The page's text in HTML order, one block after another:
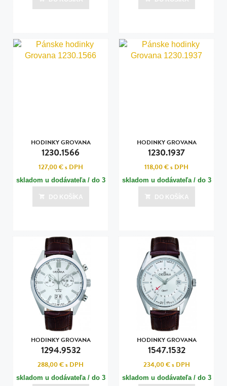
Posledná aktualizácia dnes o 00:00 Posledná aktualizácia dnes o 00:00
HODINKY GROVANA
1230.1566
127,00 €s DPH
skladom u dodávateľa / do 3
dní
Posledná aktualizácia dnes o 00:00
DO KOŠÍKA
HODINKY GROVANA
1230.1937
118,00 €s DPH
skladom u dodávateľa / do 3
dní
Posledná aktualizácia dnes o 00:00
DO KOŠÍKA
HODINKY GROVANA
1294.9532
288,00 €s DPH
skladom u dodávateľa / do 3
HODINKY GROVANA
1547.1532
234,00 €s DPH
skladom u dodávateľa / do 3